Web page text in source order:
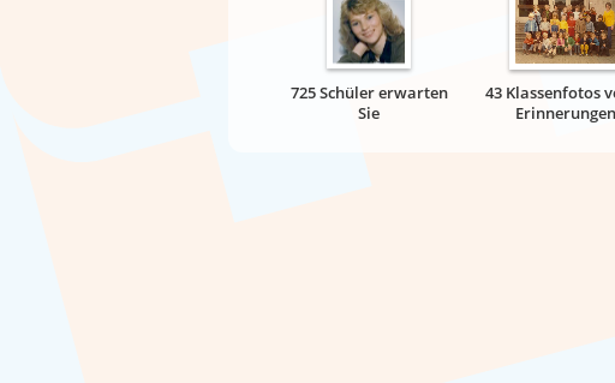
725 Schüler erwarten
Sie
43 Klassenfotos
Erinnerungen